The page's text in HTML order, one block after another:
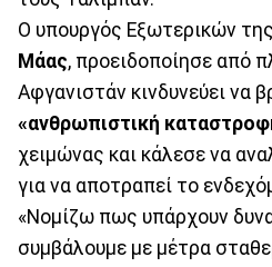
Ο υπουργός Εξωτερικών
Μάας, προειδοποίησε από
Αφγανιστάν κινδυνεύει να
«ανθρωπιστική
χειμώνας και κάλεσε να
για να αποτραπεί το
«Νομίζω πως υπάρχουν
συμβάλουμε με μέτρα